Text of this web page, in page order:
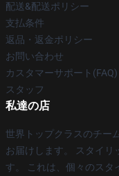
配送&配送ポリシー
支払条件
返品・返金ポリシー
お問い合わせ
カスタマーサポート(FAQ)
スタッフ
私達の店
世界トップクラスのチー
お届けします。 スタイリ
す。 これは、個々のスタ